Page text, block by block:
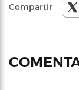
Compartir